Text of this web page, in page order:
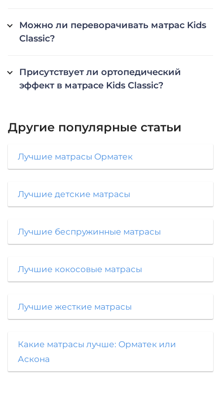
Можно ли переворачивать матрас Kids
Classic?
Присутствует ли ортопедический
эффект в матрасе Kids Classic?
Другие популярные статьи
Лучшие матрасы Орматек
Лучшие детские матрасы
Лучшие беспружинные матрасы
Лучшие кокосовые матрасы
Лучшие жесткие матрасы
Какие матрасы лучше: Орматек или
Аскона